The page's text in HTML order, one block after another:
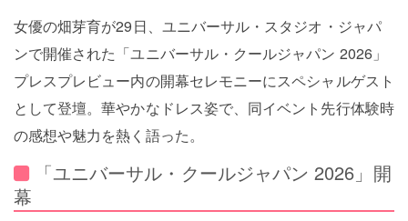
女優の畑芽育が29日、ユニバーサル・スタジオ・ジャパ
ンで開催された「ユニバーサル・クールジャパン 2026」
プレスプレビュー内の開幕セレモニーにスペシャルゲスト
として登壇。華やかなドレス姿で、同イベント先行体験時
の感想や魅力を熱く語った。
「ユニバーサル・クールジャパン 2026」開
幕